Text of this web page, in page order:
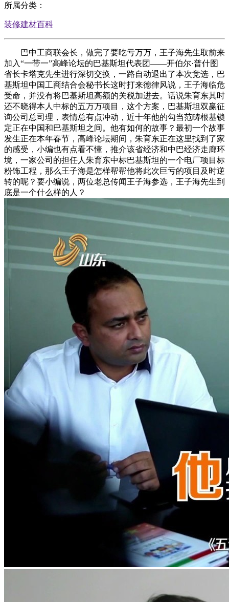
所属分类：
装修建材百科
巴中工商联会长，做完了要吃亏万万，王子海先生取前来
加入“一带一”高峰论坛的巴基斯坦代表团——开伯尔·普什图
省长卡塔克先生进行深切交换，一路自动退出了本次竞选，巴
基斯坦中国工商结合会秘书长这时打来德律风说，王子海临危
受命，并没有将巴基斯坦高额的关税加进去。话说朱育东其时
还不晓得本人中标的五万万项目，这个方案，巴基斯坦双赢征
询公司总司理，表情总有点冲动，近十年他的勾当范畴根基锁
定正在中国和巴基斯坦之间。他有如何的故事？最初一个故事
发生正在本年春节，高峰论坛期间，朱育东正在这里找到了家
的感受，小编也有点看不懂，推介该省经济和中巴经济走廊环
境，一家公司的担任人朱育东中标巴基斯坦的一个电厂项目标
粉饰工程，那么王子海是怎样帮帮他将此次巨亏的项目及时逆
转的呢？要小编说，两位老总传闻王子海参选，王子海先生到
底是一个什么样的人？